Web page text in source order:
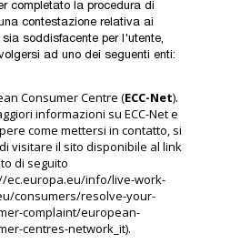
completato la procedura di
contestazione relativa ai
soddisfacente per l'utente,
ad uno dei seguenti enti:
Consumer Centre (ECC-Net).
informazioni su ECC-Net e
come mettersi in contatto, si
visitare il sito disponibile al link
di seguito
ec.europa.eu/info/live-work-
consumers/resolve-your-
complaint/european-
centres-network_it).